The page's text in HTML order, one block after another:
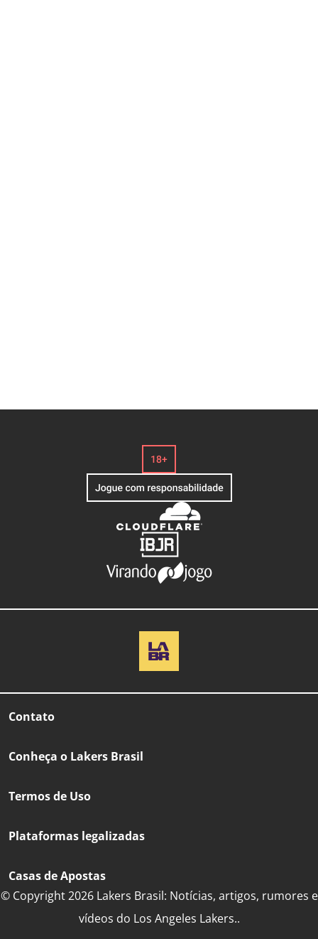
Contato
Conheça o Lakers Brasil
Termos de Uso
Plataformas legalizadas
Casas de Apostas
© Copyright 2026 Lakers Brasil: Notícias, artigos, rumores e
vídeos do Los Angeles Lakers..